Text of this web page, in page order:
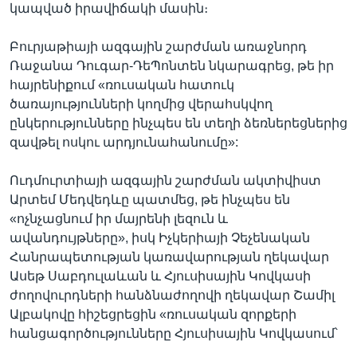
կապված իրավիճակի մասին։
Բուրյաթիայի ազգային շարժման առաջնորդ
Ռաջանա Դուգար-ԴեՊոնտեն նկարագրեց, թե իր
հայրենիքում «ռուսական հատուկ
ծառայությունների կողմից վերահսկվող
ընկերությունները ինչպես են տեղի ձեռներեցներից
զավթել ոսկու արդյունահանումը»:
Ուդմուրտիայի ազգային շարժման ակտիվիստ
Արտեմ Մեդվեդևը պատմեց, թե ինչպես են
«ոչնչացնում իր մայրենի լեզուն և
ավանդույթները», իսկ Իչկերիայի Չեչենական
Հանրապետության կառավարության ղեկավար
Ասեթ Սաբդուլաևան և Հյուսիսային Կովկասի
ժողովուրդների հանձնաժողովի ղեկավար Շամիլ
Ալբակովը հիշեցրեցին «ռուսական զորքերի
հանցագործությունները Հյուսիսային Կովկասում՝